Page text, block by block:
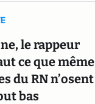
le rappeur
ce que même
du RN n’osent
bas